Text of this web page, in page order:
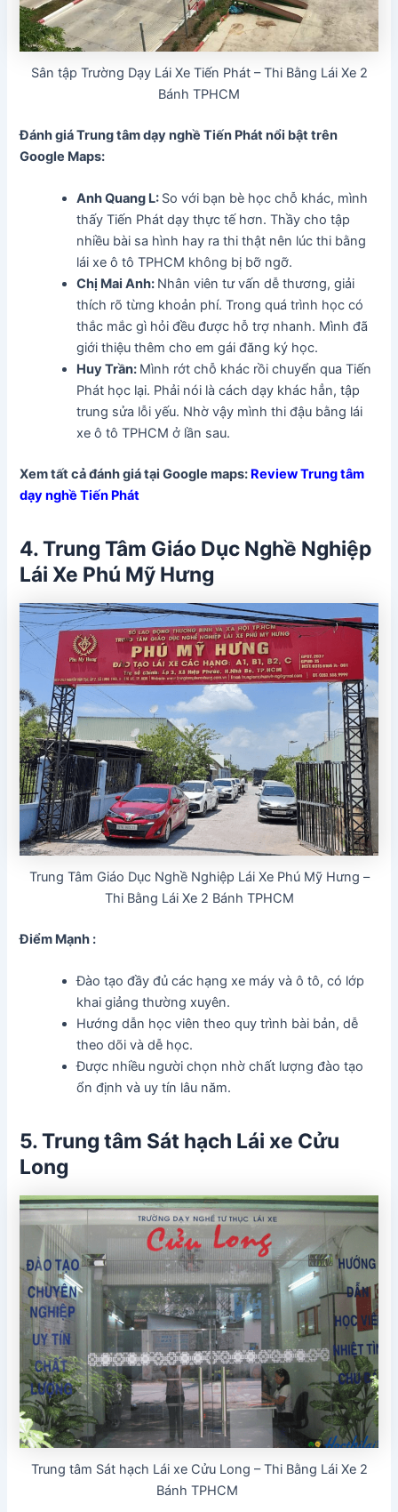
Sân tập Trường Dạy Lái Xe Tiến Phát – Thi Bằng Lái Xe 2
Bánh TPHCM
Đánh giá Trung tâm dạy nghề Tiến Phátnổi bật trên
Google Maps:
Anh Quang L: So với bạn bè học chỗ khác, mình
thấy Tiến Phát dạy thực tế hơn. Thầy cho tập
nhiều bài sa hình hay ra thi thật nên lúc thi bằng
lái xe ô tô TPHCM không bị bỡ ngỡ.
Chị Mai Anh: Nhân viên tư vấn dễ thương, giải
thích rõ từng khoản phí. Trong quá trình học có
thắc mắc gì hỏi đều được hỗ trợ nhanh. Mình đã
giới thiệu thêm cho em gái đăng ký học.
Huy Trần: Mình rớt chỗ khác rồi chuyển qua Tiến
Phát học lại. Phải nói là cách dạy khác hẳn, tập
trung sửa lỗi yếu. Nhờ vậy mình thi đậu bằng lái
xe ô tô TPHCM ở lần sau.
Xem tất cả đánh giá tại Google maps: Review Trung tâm
dạy nghề Tiến Phát
4. Trung Tâm Giáo Dục Nghề Nghiệp
Lái Xe Phú Mỹ Hưng
Trung Tâm Giáo Dục Nghề Nghiệp Lái Xe Phú Mỹ Hưng –
Thi Bằng Lái Xe 2 Bánh TPHCM
Điểm Mạnh :
Đào tạo đầy đủ các hạng xe máy và ô tô, có lớp
khai giảng thường xuyên.
Hướng dẫn học viên theo quy trình bài bản, dễ
theo dõi và dễ học.
Được nhiều người chọn nhờ chất lượng đào tạo
ổn định và uy tín lâu năm.
5. Trung tâm Sát hạch Lái xe Cửu
Long
Trung tâm Sát hạch Lái xe Cửu Long – Thi Bằng Lái Xe 2
Bánh TPHCM